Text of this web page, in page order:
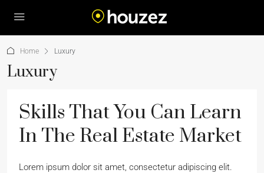
Home Luxury
Luxury
Skills That You Can Learn
In The Real Estate Market
Lorem ipsum dolor sit amet, consectetur adipiscing elit.